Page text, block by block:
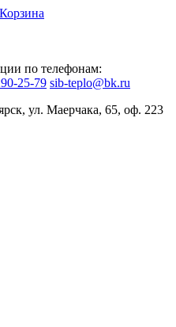
Корзина
по телефонам:
25-79 sib-teplo@bk.ru
ул. Маерчака, 65, оф. 223